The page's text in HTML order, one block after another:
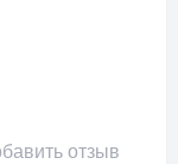
отзыв